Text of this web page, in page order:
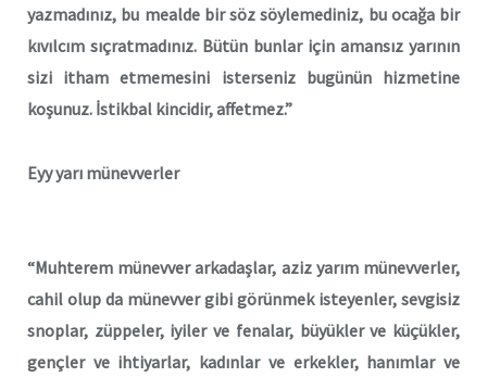
yazmadınız, bu mealde bir söz söylemediniz, bu ocağa bir
kıvılcım sıçratmadınız. Bütün bunlar için amansız yarının
sizi itham etmemesini isterseniz bugünün hizmetine
koşunuz. İstikbal kincidir, affetmez.”
Eyy yarı münevverler
“Muhterem münevver arkadaşlar, aziz yarım münevverler,
cahil olup da münevver gibi görünmek isteyenler, sevgisiz
snoplar, züppeler, iyiler ve fenalar, büyükler ve küçükler,
gençler ve ihtiyarlar, kadınlar ve erkekler, hanımlar ve